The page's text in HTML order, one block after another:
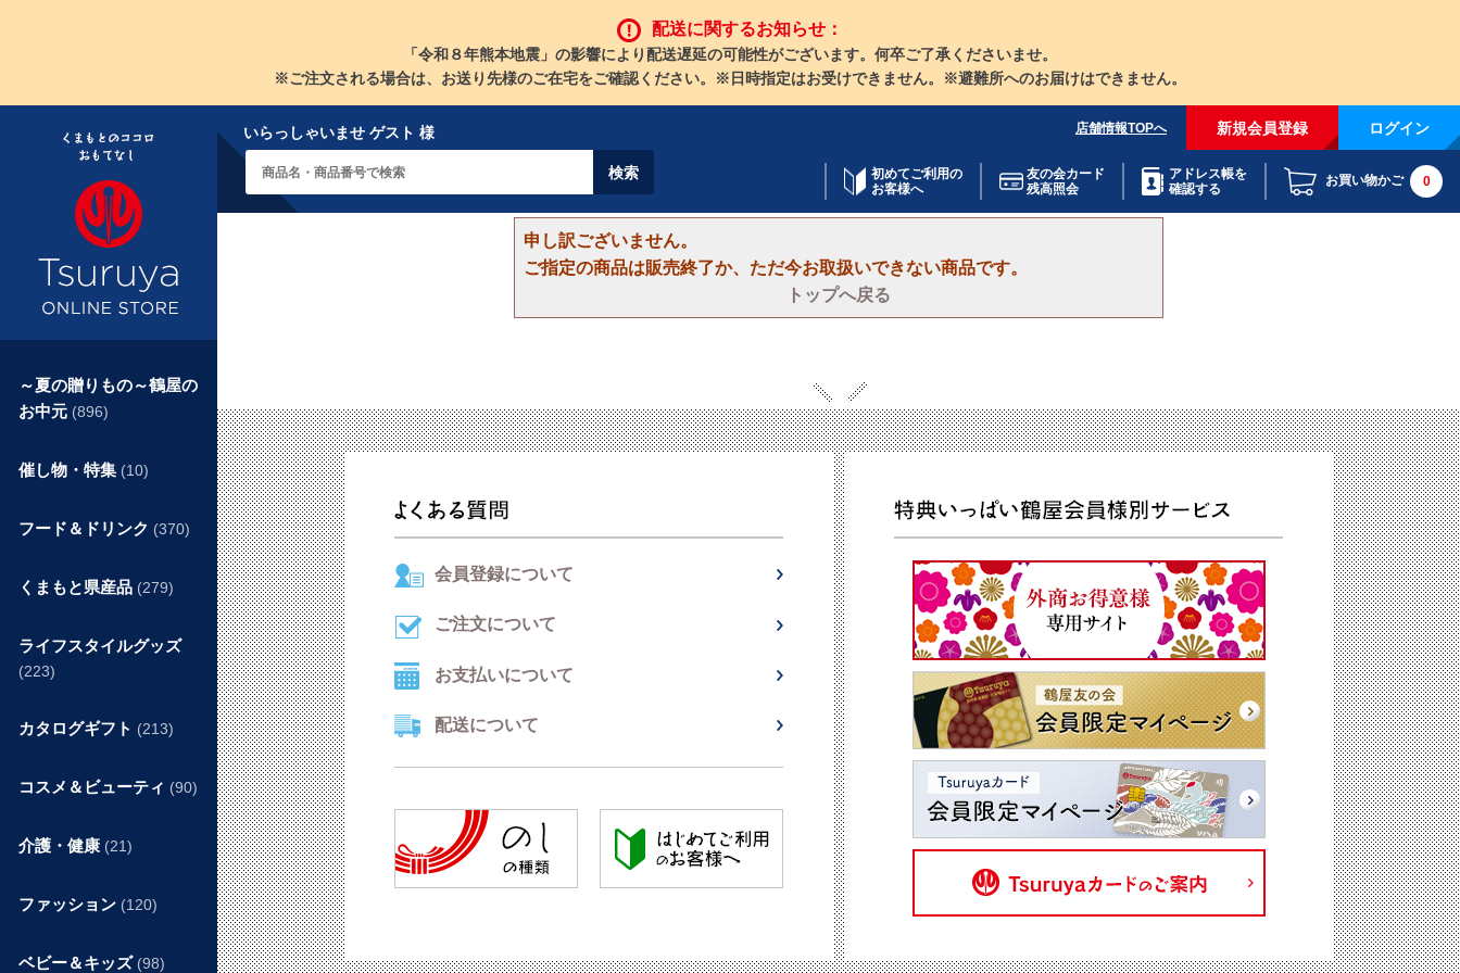
配送に関するお知らせ：
「令和８年熊本地震」の影響により配送遅延の可能性がございます。何卒ご了承くださいませ。
※ご注文される場合は、お送り先様のご在宅をご確認ください。※日時指定はお受けできません。※避難所へのお届けはできません。
いらっしゃいませ ゲスト 様 店舗情報TOPへ 新規会員登録 ログイン
初めてご利用の
お客様へ
友の会カード
残高照会
アドレス帳を
確認する
お買い物かご 0
申し訳ございません。
ご指定の商品は販売終了か、ただ今お取扱いできない商品です。
トップへ戻る
～夏の贈りもの～鶴屋の
お中元 (896)
催し物・特集 (10)
フード＆ドリンク (370)
くまもと県産品 (279)
ライフスタイルグッズ
(223)
カタログギフト (213)
コスメ＆ビューティ (90)
介護・健康 (21)
ファッション (120)
ベビー＆キッズ (98)
会員登録について
ご注文について
お支払いについて
配送について